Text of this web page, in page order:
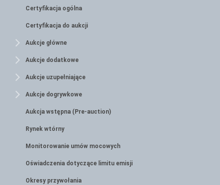
Certyfikacja ogólna
Certyfikacja do aukcji
Aukcje główne
Aukcje dodatkowe
Aukcje uzupełniające
Aukcje dogrywkowe
Aukcja wstępna (Pre-auction)
Rynek wtórny
Monitorowanie umów mocowych
Oświadczenia dotyczące limitu emisji
Okresy przywołania